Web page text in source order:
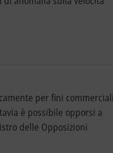
per fini commerciali
è possibile opporsi a
delle Opposizioni